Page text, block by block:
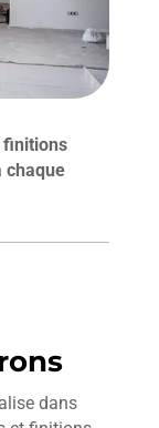
finitions
chaque
dans